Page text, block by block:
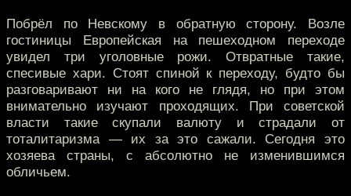
Побрёл по Невскому в обратную сторону. Возле
гостиницы Европейская на пешеходном переходе
увидел три уголовные рожи. Отвратные такие,
спесивые хари. Стоят спиной к переходу, будто бы
разговаривают ни на кого не глядя, но при этом
внимательно изучают проходящих. При советской
власти такие скупали валюту и страдали от
тоталитаризма — их за это сажали. Сегодня это
хозяева страны, с абсолютно не изменившимся
обличьем.